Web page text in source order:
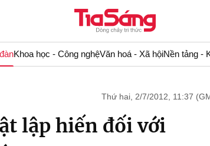
Khoa học - Công nghệVăn hoá - Xã hộiNền tảng -
Thứ hai, 2/7/2012, 11:37
lập hiến đối với